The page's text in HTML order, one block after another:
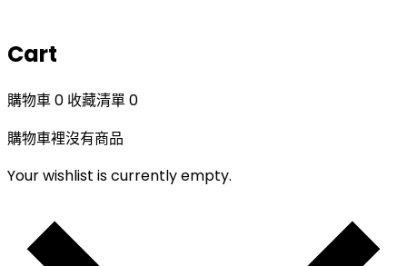
Cart
購物車0 收藏清單0
購物車裡沒有商品
Your wishlist is currently empty.